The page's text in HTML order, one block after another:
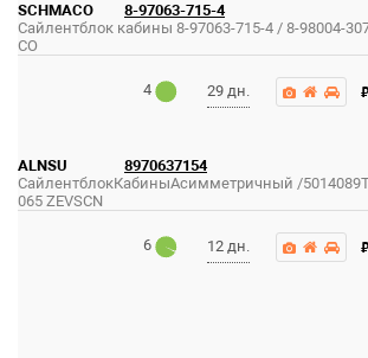
SCHMACO
8-97063-715-4
Сайлентблок кабины 8-97063-715-4 / 8-98004-
CO
4 29 дн. ₽
ALNSU
8970637154
СайлентблокКабиныАсимметричный /
065 ZEVSCN
6 12 дн. ₽